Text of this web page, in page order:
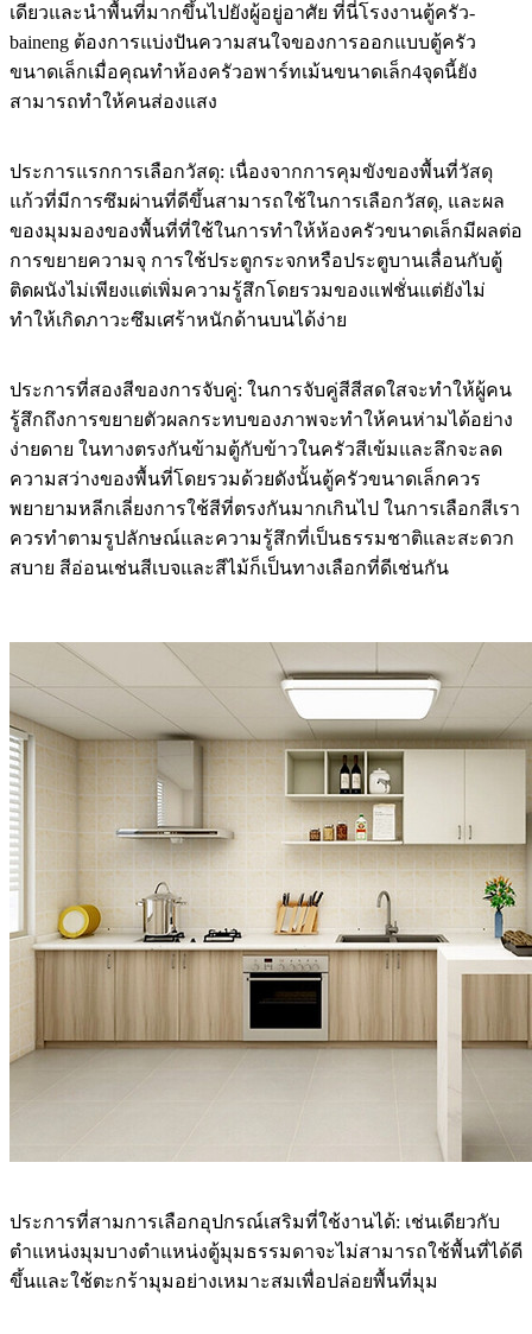
เดียวและนำพื้นที่มากขึ้นไปยังผู้อยู่อาศัย ที่นี่โรงงานตู้ครัว-
baineng ต้องการแบ่งปันความสนใจของการออกแบบตู้ครัว
ขนาดเล็กเมื่อคุณทำห้องครัวอพาร์ทเม้นขนาดเล็ก4จุดนี้ยัง
สามารถทำให้คนส่องแสง
ประการแรกการเลือกวัสดุ: เนื่องจากการคุมขังของพื้นที่วัสดุ
แก้วที่มีการซึมผ่านที่ดีขึ้นสามารถใช้ในการเลือกวัสดุ, และผล
ของมุมมองของพื้นที่ที่ใช้ในการทำให้ห้องครัวขนาดเล็กมีผลต่อ
การขยายความจุ การใช้ประตูกระจกหรือประตูบานเลื่อนกับตู้
ติดผนังไม่เพียงแต่เพิ่มความรู้สึกโดยรวมของแฟชั่นแต่ยังไม่
ทำให้เกิดภาวะซึมเศร้าหนักด้านบนได้ง่าย
ประการที่สองสีของการจับคู่: ในการจับคู่สีสีสดใสจะทำให้ผู้คน
รู้สึกถึงการขยายตัวผลกระทบของภาพจะทำให้คนห่ามได้อย่าง
ง่ายดาย ในทางตรงกันข้ามตู้กับข้าวในครัวสีเข้มและลึกจะลด
ความสว่างของพื้นที่โดยรวมด้วยดังนั้นตู้ครัวขนาดเล็กควร
พยายามหลีกเลี่ยงการใช้สีที่ตรงกันมากเกินไป ในการเลือกสีเรา
ควรทำตามรูปลักษณ์และความรู้สึกที่เป็นธรรมชาติและสะดวก
สบาย สีอ่อนเช่นสีเบจและสีไม้ก็เป็นทางเลือกที่ดีเช่นกัน
ประการที่สามการเลือกอุปกรณ์เสริมที่ใช้งานได้: เช่นเดียวกับ
ตำแหน่งมุมบางตำแหน่งตู้มุมธรรมดาจะไม่สามารถใช้พื้นที่ได้ดี
ขึ้นและใช้ตะกร้ามุมอย่างเหมาะสมเพื่อปล่อยพื้นที่มุม